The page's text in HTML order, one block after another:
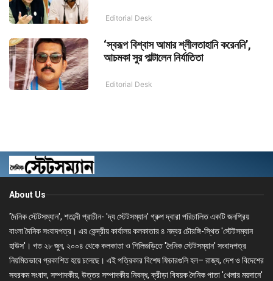
Editorial Desk
‘স্বরূপ বিশ্বাস আমার শ্লীলতাহানি করেননি’,
আচমকা সুর পাল্টালেন নির্যাতিতা
Editorial Desk
About Us
'দৈনিক স্টেটসম্যান', শতাব্দী প্রাচীন- 'দ্য স্টেটসম্যান' গ্রুপ দ্বারা পরিচালিত একটি জনপ্রিয়
বাংলা দৈনিক সংবাদপত্র। এর কেন্দ্রীয় কার্যালয় কলকাতার ৪ নম্বর চৌরঙ্গি-স্থিত 'স্টেটসম্যান
হাউস'। গত ২৮ জুন, ২০০৪ থেকে কলকাতা ও শিলিগুড়িতে 'দৈনিক স্টেটসম্যান' সংবাদপত্র
নিয়মিতভাবে প্রকাশিত হয়ে চলেছে। এই পত্রিকার বিশেষ ফিচারগুলি হল– রাজ্য, দেশ ও বিদেশের
সবরকম সংবাদ, সম্পাদকীয়, উত্তর সম্পাদকীয় নিবন্ধ, ক্রীড়া বিষয়ক দৈনিক পাতা 'খেলার ময়দানে'